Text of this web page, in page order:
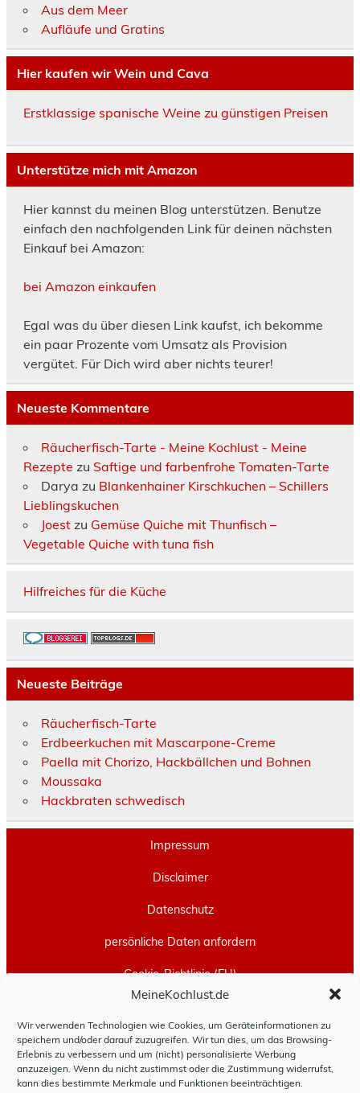
MeineKochlust.de
Wir verwenden Technologien wie Cookies, um Geräteinformationen zu
speichern und/oder darauf zuzugreifen. Wir tun dies, um das Browsing-
Erlebnis zu verbessern und um (nicht) personalisierte Werbung
anzuzeigen. Wenn du nicht zustimmst oder die Zustimmung widerrufst,
kann dies bestimmte Merkmale und Funktionen beeinträchtigen.
Aus dem Meer
Aufläufe und Gratins
Hier kaufen wir Wein und Cava
Erstklassige spanische Weine zu günstigen Preisen
Unterstütze mich mit Amazon
Hier kannst du meinen Blog unterstützen. Benutze
einfach den nachfolgenden Link für deinen nächsten
Einkauf bei Amazon:
bei Amazon einkaufen
Egal was du über diesen Link kaufst, ich bekomme
ein paar Prozente vom Umsatz als Provision
vergütet. Für Dich wird aber nichts teurer!
Neueste Kommentare
Räucherfisch-Tarte - Meine Kochlust - Meine
Rezepte zu Saftige und farbenfrohe Tomaten-Tarte
Darya zu Blankenhainer Kirschkuchen – Schillers
Lieblingskuchen
Joestzu Gemüse Quiche mit Thunfisch –
Vegetable Quiche with tuna fish
Hilfreiches für die Küche
Neueste Beiträge
Räucherfisch-Tarte
Erdbeerkuchen mit Mascarpone-Creme
Paella mit Chorizo, Hackbällchen und Bohnen
Moussaka
Hackbraten schwedisch
Impressum
Disclaimer
Datenschutz
persönliche Daten anfordern
Cookie-Richtlinie (EU)